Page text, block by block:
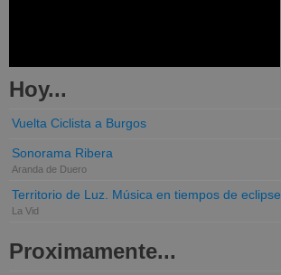
Hoy...
Vuelta Ciclista a Burgos
Sonorama Ribera
Aranda de Duero
Territorio de Luz. Música en tiempos de eclipse
La Vid
Proximamente...